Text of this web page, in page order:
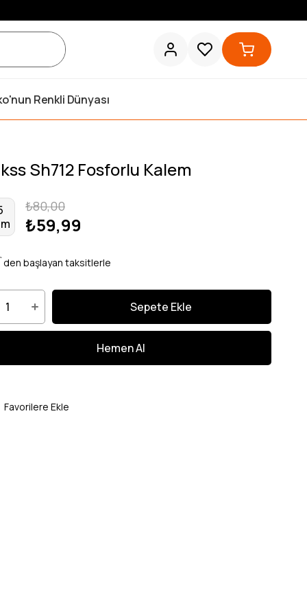
Renkli Dünyası
Sh712 Fosforlu Kalem
₺80,00
₺59,99
başlayan taksitlerle
Favorilere Ekle